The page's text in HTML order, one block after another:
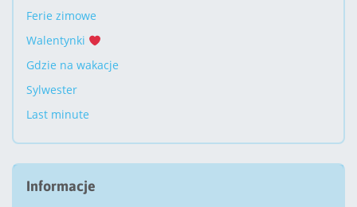
Ferie zimowe
Walentynki
Gdzie na wakacje
Sylwester
Last minute
Informacje